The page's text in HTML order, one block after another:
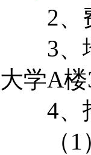
2、费
3、地
大学A楼
4、报
（1）